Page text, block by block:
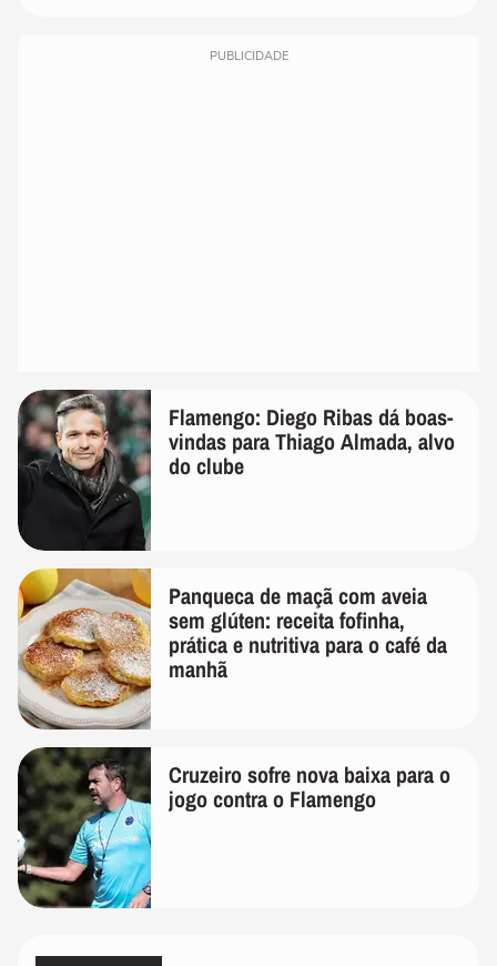
PUBLICIDADE
Flamengo: Diego Ribas dá boas-
vindas para Thiago Almada, alvo
do clube
Panqueca de maçã com aveia
sem glúten: receita fofinha,
prática e nutritiva para o café da
manhã
Cruzeiro sofre nova baixa para o
jogo contra o Flamengo